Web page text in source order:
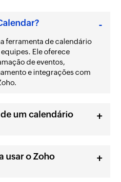
ferramenta de calendário
Ele oferece
de eventos,
e integrações com
um calendário
usar o Zoho